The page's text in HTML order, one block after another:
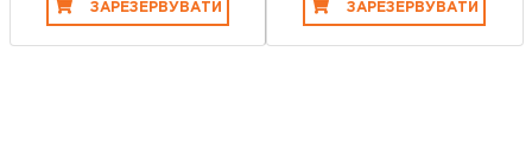
ЗАРЕЗЕРВУВАТИ ЗАРЕЗЕРВУВАТИ